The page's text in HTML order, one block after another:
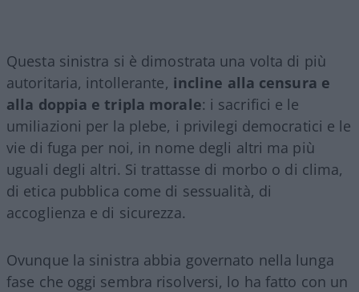
Questa sinistra si è dimostrata una volta di più
autoritaria, intollerante, incline alla censura e
alla doppia e tripla morale: i sacrifici e le
umiliazioni per la plebe, i privilegi democratici e le
vie di fuga per noi, in nome degli altri ma più
uguali degli altri. Si trattasse di morbo o di clima,
di etica pubblica come di sessualità, di
accoglienza e di sicurezza.
Ovunque la sinistra abbia governato nella lunga
fase che oggi sembra risolversi, lo ha fatto con un